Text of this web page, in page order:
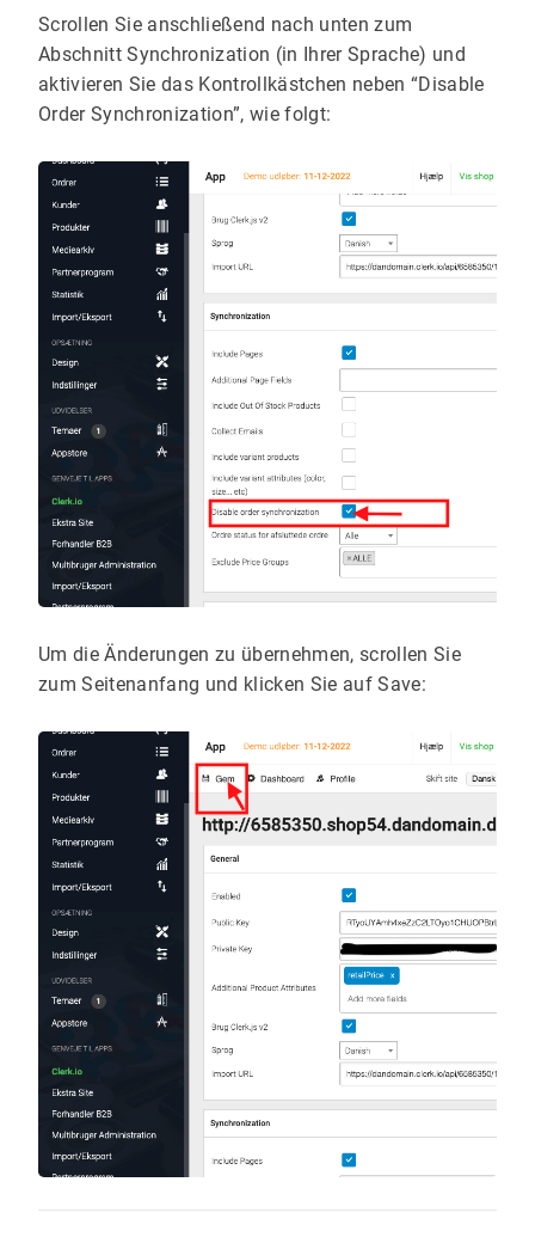
Scrollen Sie anschließend nach unten zum
Abschnitt Synchronization (in Ihrer Sprache) und
aktivieren Sie das Kontrollkästchen neben “Disable
Order Synchronization”, wie folgt:
Um die Änderungen zu übernehmen, scrollen Sie
zum Seitenanfang und klicken Sie auf Save: